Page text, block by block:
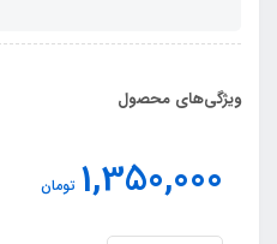
ویژگی‌های محصول
1,350,000 تومان